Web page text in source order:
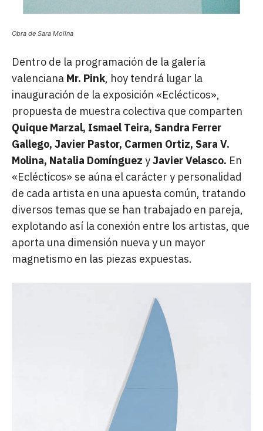
Obra de Sara Molina
Dentro de la programación de la galería
valenciana Mr. Pink, hoy tendrá lugar la
inauguración de la exposición «Eclécticos»,
propuesta de muestra colectiva que comparten
Quique Marzal, Ismael Teira, Sandra Ferrer
Gallego, Javier Pastor, Carmen Ortiz, Sara V.
Molina, Natalia Domínguez yJavier Velasco. En
«Eclécticos» se aúna el carácter y personalidad
de cada artista en una apuesta común, tratando
diversos temas que se han trabajado en pareja,
explotando así la conexión entre los artistas, que
aporta una dimensión nueva y un mayor
magnetismo en las piezas expuestas.